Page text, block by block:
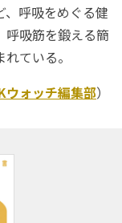
呼吸をめぐる健
呼吸筋を鍛える簡
ている。
ウォッチ編集部）